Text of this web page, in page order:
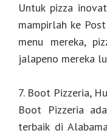
Untuk pizza
mampirlah ke
menu mereka,
jalapeno mereka
7. Boot Pizzeria,
Boot Pizzeria
terbaik di